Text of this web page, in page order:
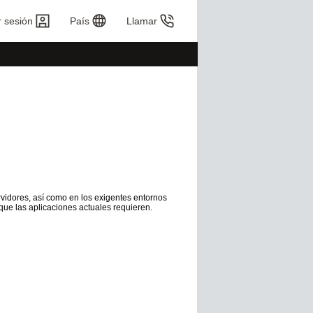
sesión País Llamar
así como en los exigentes entornos
las aplicaciones actuales requieren.